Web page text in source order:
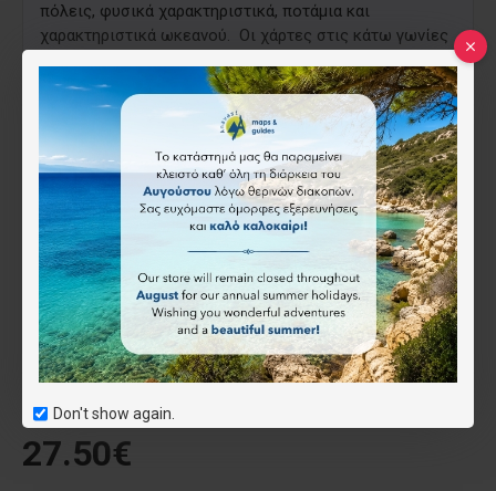
Don't show again.
πόλεις, φυσικά χαρακτηριστικά, ποτάμια και
χαρακτηριστικά ωκεανού. Οι χάρτες στις κάτω γωνίες
της γης, την πυκνότητα του πληθυσμού, καθώς και τις
βόρειες και νότιες πολικές περιοχές.
Οι χάρτες με μέγεθος αφίσας κάνουν την τέλεια
προσθήκη σε οποιοδήποτε μέγεθος χώρου.
Χαρακτηριστικά
ISBN:9781597752138
National
Geographic
27.50€